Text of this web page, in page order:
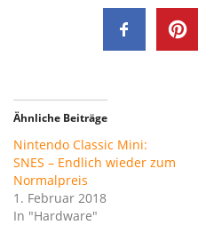
Ähnliche Beiträge
Nintendo Classic Mini:
SNES – Endlich wieder zum
Normalpreis
1. Februar 2018
In "Hardware"